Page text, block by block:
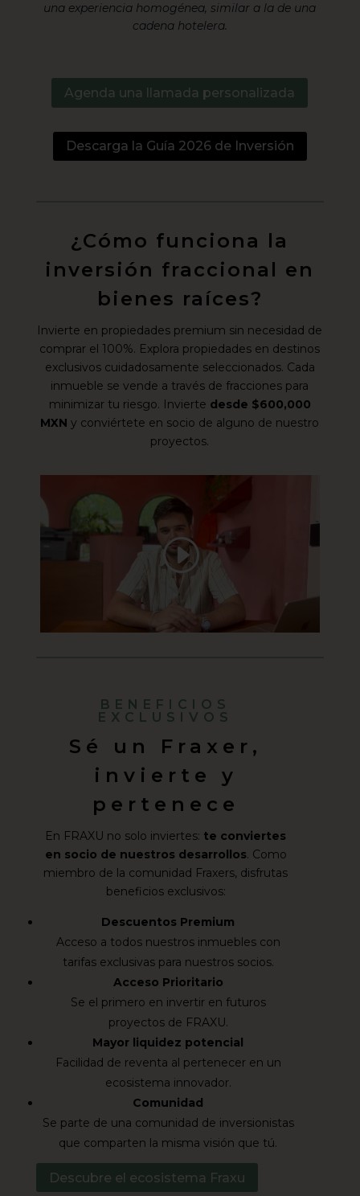
una experiencia homogénea, similar a la de una
cadena hotelera.
Agenda una llamada personalizada
Descarga la Guía 2026 de Inversión
¿Cómo funciona la
inversión fraccional en
bienes raíces?
Invierte en propiedades premium sin necesidad de
comprar el 100%. Explora propiedades en destinos
exclusivos cuidadosamente seleccionados. Cada
inmueble se vende a través de fracciones para
minimizar tu riesgo. Invierte desde $600,000
MXN y conviértete en socio de alguno de nuestro
proyectos.
BENEFICIOS
EXCLUSIVOS
Sé un Fraxer,
invierte y
pertenece
En FRAXU no solo inviertes: te conviertes
en socio de nuestros desarrollos. Como
miembro de la comunidad Fraxers, disfrutas
beneficios exclusivos:
Descuentos Premium
Acceso a todos nuestros inmuebles con
tarifas exclusivas para nuestros socios.
Acceso Prioritario
Se el primero en invertir en futuros
proyectos de FRAXU.
Mayor liquidez potencial
Facilidad de reventa al pertenecer en un
ecosistema innovador.
Comunidad
Se parte de una comunidad de inversionistas
que comparten la misma visión que tú.
Descubre el ecosistema Fraxu